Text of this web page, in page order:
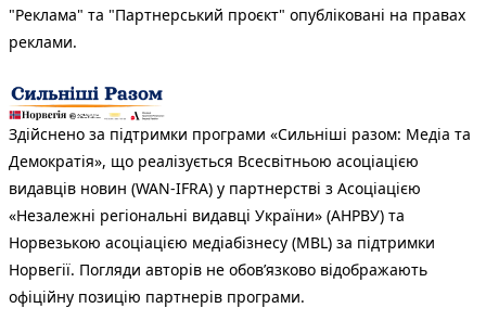
"Реклама" та "Партнерський проєкт" опубліковані на правах
реклами.
Здійснено за підтримки програми «Сильніші разом: Медіа та
Демократія», що реалізується Всесвітньою асоціацією
видавців новин (WAN-IFRA) у партнерстві з Асоціацією
«Незалежні регіональні видавці України» (АНРВУ) та
Норвезькою асоціацією медіабізнесу (MBL) за підтримки
Норвегії. Погляди авторів не обов’язково відображають
офіційну позицію партнерів програми.